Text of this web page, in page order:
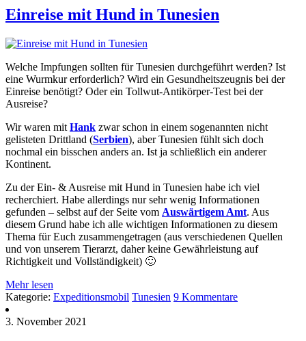
Einreise mit Hund in Tunesien
Welche Impfungen sollten für Tunesien durchgeführt werden? Ist
eine Wurmkur erforderlich? Wird ein Gesundheitszeugnis bei der
Einreise benötigt? Oder ein Tollwut-Antikörper-Test bei der
Ausreise?
Wir waren mit Hank zwar schon in einem sogenannten nicht
gelisteten Drittland (Serbien), aber Tunesien fühlt sich doch
nochmal ein bisschen anders an. Ist ja schließlich ein anderer
Kontinent.
Zu der Ein- & Ausreise mit Hund in Tunesien habe ich viel
recherchiert. Habe allerdings nur sehr wenig Informationen
gefunden – selbst auf der Seite vom Auswärtigem Amt. Aus
diesem Grund habe ich alle wichtigen Informationen zu diesem
Thema für Euch zusammengetragen (aus verschiedenen Quellen
und von unserem Tierarzt, daher keine Gewährleistung auf
Richtigkeit und Vollständigkeit) 🙂
Mehr lesen
Kategorie: Expeditionsmobil Tunesien 9 Kommentare
3. November 2021